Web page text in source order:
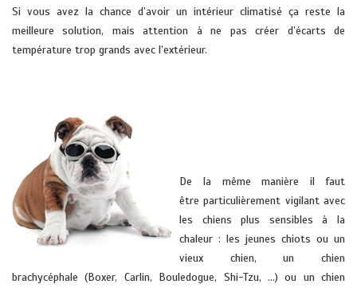
Si vous avez la chance d’avoir un intérieur climatisé ça reste la
meilleure solution, mais attention à ne pas créer d’écarts de
température trop grands avec l’extérieur.
De la même manière il faut
être particulièrement vigilant avec
les chiens plus sensibles à la
chaleur : les jeunes chiots ou un
vieux chien, un chien
brachycéphale (Boxer, Carlin, Bouledogue, Shi-Tzu, …) ou un chien